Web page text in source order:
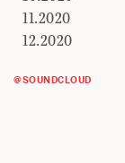
11.2020
12.2020
@SOUNDCLOUD